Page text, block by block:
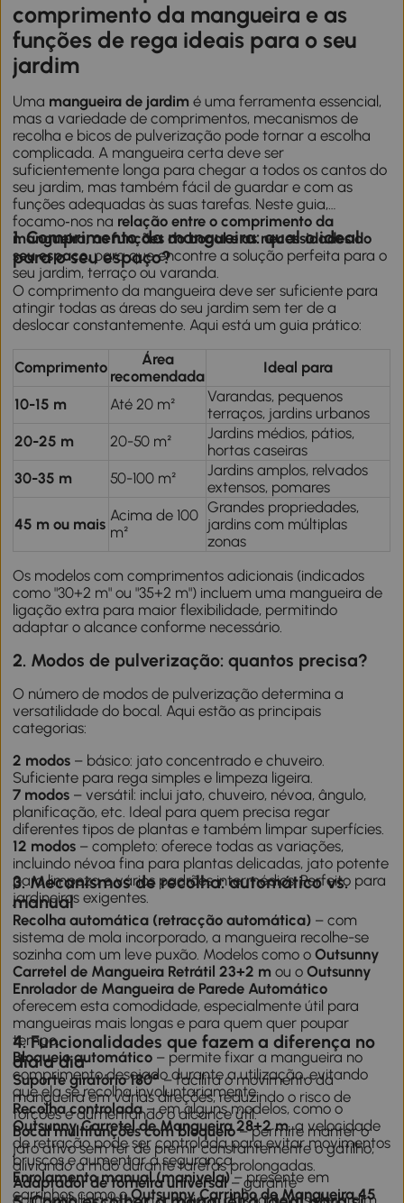
comprimento da mangueira e as
funções de rega ideais para o seu
jardim
Uma mangueira de jardim é uma ferramenta essencial,
mas a variedade de comprimentos, mecanismos de
recolha e bicos de pulverização pode tornar a escolha
complicada. A mangueira certa deve ser
suficientemente longa para chegar a todos os cantos do
seu jardim, mas também fácil de guardar e com as
funções adequadas às suas tarefas. Neste guia,
focamo‑nos na relação entre o comprimento da
mangueira, as funções do bocal e as necessidades do
seu espaço, para que encontre a solução perfeita para o
seu jardim, terraço ou varanda.
1. Comprimento da mangueira: qual o ideal
para o seu espaço?
O comprimento da mangueira deve ser suficiente para
atingir todas as áreas do seu jardim sem ter de a
deslocar constantemente. Aqui está um guia prático:
Comprimento
Área
recomendada
Ideal para
10-15 m Até 20 m²
Varandas, pequenos
terraços, jardins urbanos
20-25 m
20-50 m²
Jardins médios, pátios,
hortas caseiras
30-35 m
50-100 m²
Jardins amplos, relvados
extensos, pomares
45 m ou mais Acima de 100
m²
Grandes propriedades,
jardins com múltiplas
zonas
Os modelos com comprimentos adicionais (indicados
como "30+2 m" ou "35+2 m") incluem uma mangueira de
ligação extra para maior flexibilidade, permitindo
adaptar o alcance conforme necessário.
2. Modos de pulverização: quantos precisa?
O número de modos de pulverização determina a
versatilidade do bocal. Aqui estão as principais
categorias:
2 modos – básico: jato concentrado e chuveiro.
Suficiente para rega simples e limpeza ligeira.
7 modos – versátil: inclui jato, chuveiro, névoa, ângulo,
planificação, etc. Ideal para quem precisa regar
diferentes tipos de plantas e também limpar superfícies.
12 modos – completo: oferece todas as variações,
incluindo névoa fina para plantas delicadas, jato potente
para limpeza e vários padrões intermédios. Perfeito para
jardineiros exigentes.
3. Mecanismos de recolha: automático vs.
manual
Recolha automática (retracção automática) – com
sistema de mola incorporado, a mangueira recolhe-se
sozinha com um leve puxão. Modelos como oOutsunny
Carretel de Mangueira Retrátil 23+2 m ou oOutsunny
Enrolador de Mangueira de Parede Automático
oferecem esta comodidade, especialmente útil para
mangueiras mais longas e para quem quer poupar
tempo.
Bloqueio automático – permite fixar a mangueira no
comprimento desejado durante a utilização, evitando
que ela se recolha involuntariamente.
Recolha controlada– em alguns modelos, como o
Outsunny Carretel de Mangueira 28+2 m, a velocidade
de retração pode ser controlada para evitar movimentos
bruscos e aumentar a segurança.
Enrolamento manual (manivela)– presente em
carrinhos como oOutsunny Carrinho de Mangueira 45
4. Funcionalidades que fazem a diferença no
dia a dia
Suporte giratório 180°– facilita o movimento da
mangueira em várias direções, reduzindo o risco de
torções e aumentando o alcance útil.
Bocal multifunções com bloqueio– permite manter o
jato ativo sem ter de premir constantemente o gatilho,
aliviando a mão durante tarefas prolongadas.
Adaptador de torneira universal– garante
compatibilidade com a maioria das torneiras de jardim.